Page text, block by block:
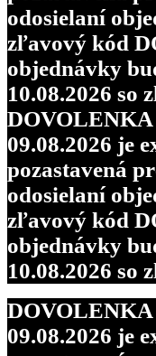
odosielaní
zľavový kód
objednávky
10.08.2026 so
DOVOLENKA
09.08.2026 je
pozastavená
odosielaní
zľavový kód
objednávky
10.08.2026 so
DOVOLENKA
09.08.2026 je